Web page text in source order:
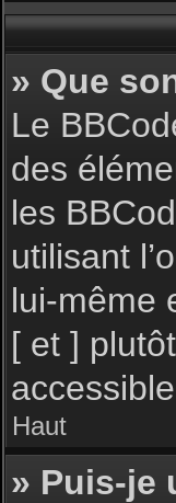
» Que
Le
des
les
utilisant
lui-même
[ et ]
Haut
» Puis-je